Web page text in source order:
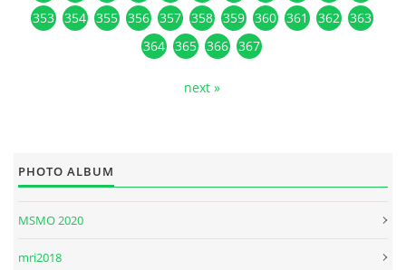
353 354 355 356 357 358 359 360 361 362 363
364 365 366 367
next »
PHOTO ALBUM
MSMO 2020
mri2018